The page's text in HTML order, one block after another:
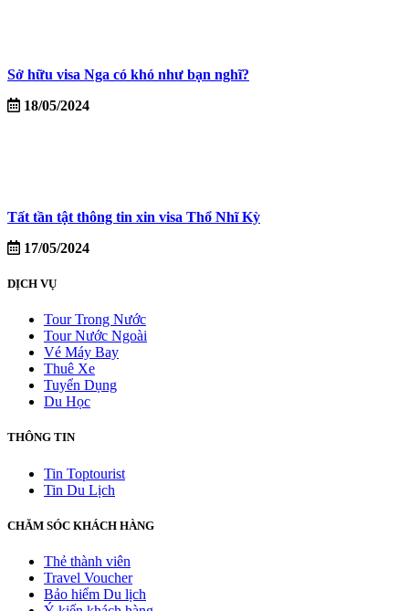
Sở hữu visa Nga có khó như bạn nghĩ?
18/05/2024
Tất tần tật thông tin xin visa Thổ Nhĩ Kỳ
17/05/2024
DỊCH VỤ
Tour Trong Nước
Tour Nước Ngoài
Vé Máy Bay
Thuê Xe
Tuyển Dụng
Du Học
THÔNG TIN
Tin Toptourist
Tin Du Lịch
CHĂM SÓC KHÁCH HÀNG
Thẻ thành viên
Travel Voucher
Bảo hiểm Du lịch